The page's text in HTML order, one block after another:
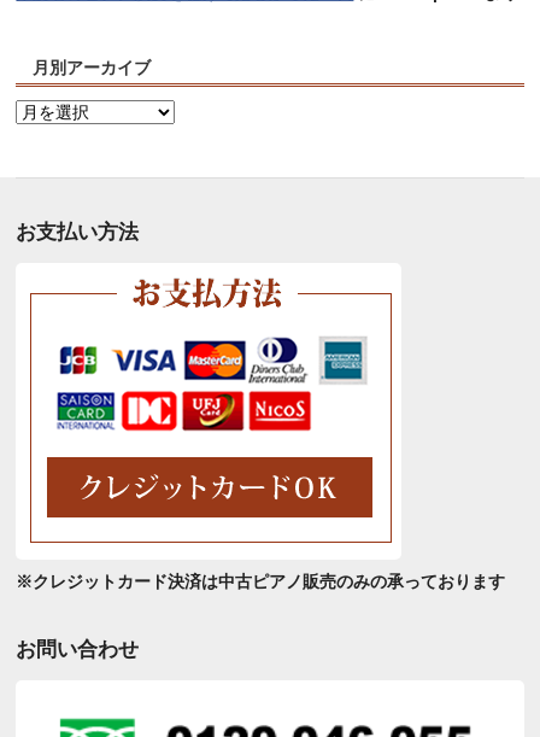
月別アーカイブ
月
カ
お支払い方法
※クレジットカード決済は中古ピアノ販売のみの承っております
お問い合わせ